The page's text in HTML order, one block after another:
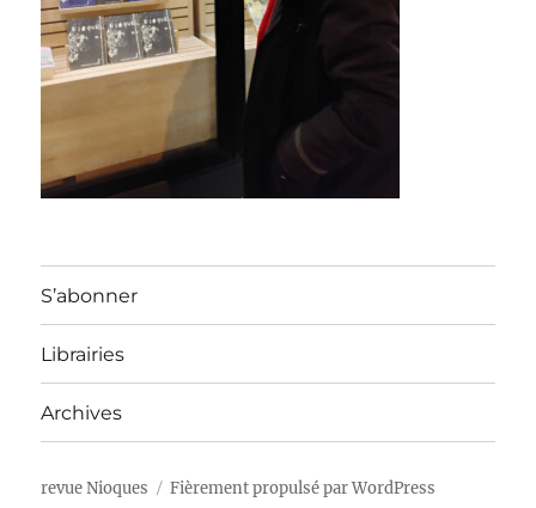
S’abonner
Librairies
Archives
revue Nioques Fièrement propulsé par WordPress